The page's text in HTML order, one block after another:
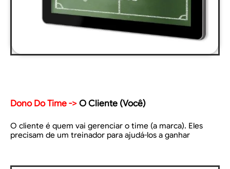
Dono Do Time ->O Cliente (Você)
O cliente é quem vai gerenciar o time (a marca). Eles
precisam de um treinador para ajudá-los a ganhar